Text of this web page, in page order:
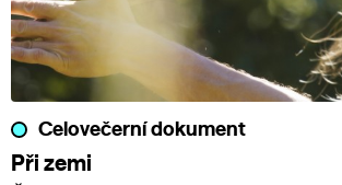
Celovečerní dokument
Při zemi